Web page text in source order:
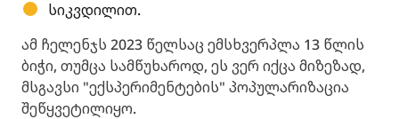
სიკვდილით.
ამ ჩელენჯს 2023 წელსაც ემსხვერპლა 13 წლის
ბიჭი, თუმცა სამწუხაროდ, ეს ვერ იქცა მიზეზად,
მსგავსი "ექსპერიმენტების" პოპულარიზაცია
შეწყვეტილიყო.